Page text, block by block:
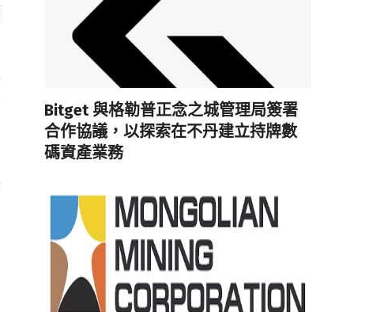
Bitget 與格勒普正念之城管理局簽署
合作協議，以探索在不丹建立持牌數
碼資產業務